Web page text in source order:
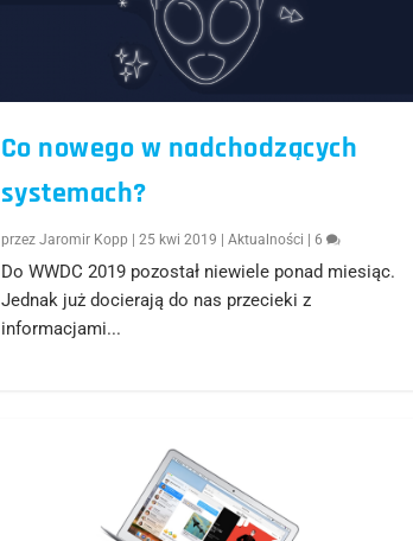
Co nowego w nadchodzących
systemach?
przez Jaromir Kopp | 25 kwi 2019 | Aktualności | 6
Do WWDC 2019 pozostał niewiele ponad miesiąc.
Jednak już docierają do nas przecieki z
informacjami...